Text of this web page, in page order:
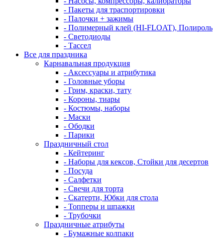
- Пакеты для траспортировки
- Палочки + зажимы
- Полимерный клей (HI-FLOAT), Полироль
- Светодиоды
- Тассел
Все для праздника
Карнавальная продукция
- Аксессуары и атрибутика
- Головные уборы
- Грим, краски, тату
- Короны, тиары
- Костюмы, наборы
- Маски
- Ободки
- Парики
Праздничный стол
- Кейтеринг
- Наборы для кексов, Стойки для десертов
- Посуда
- Салфетки
- Свечи для торта
- Скатерти, Юбки для стола
- Топперы и шпажки
- Трубочки
Праздничные атрибуты
- Бумажные колпаки